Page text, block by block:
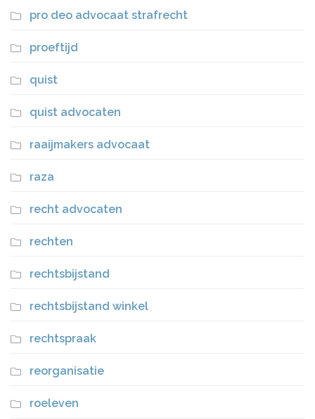
pro deo advocaat strafrecht
proeftijd
quist
quist advocaten
raaijmakers advocaat
raza
recht advocaten
rechten
rechtsbijstand
rechtsbijstand winkel
rechtspraak
reorganisatie
roeleven